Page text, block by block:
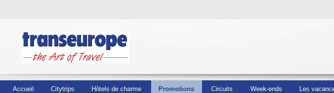
Accueil Citytrips Hôtels de charme Promotions Circuits Week-ends Les